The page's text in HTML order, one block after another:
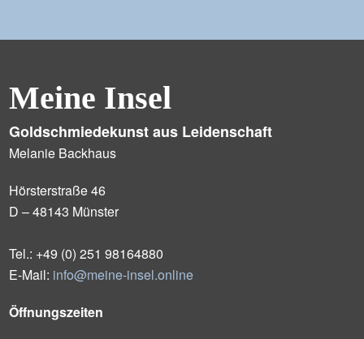
Meine Insel
Goldschmiedekunst aus Leidenschaft
Melanie Backhaus
Hörsterstraße 46
D – 48143 Münster
Tel.: +49 (0) 251 98164880
E-Mail: info@meine-insel.online
Öffnungszeiten